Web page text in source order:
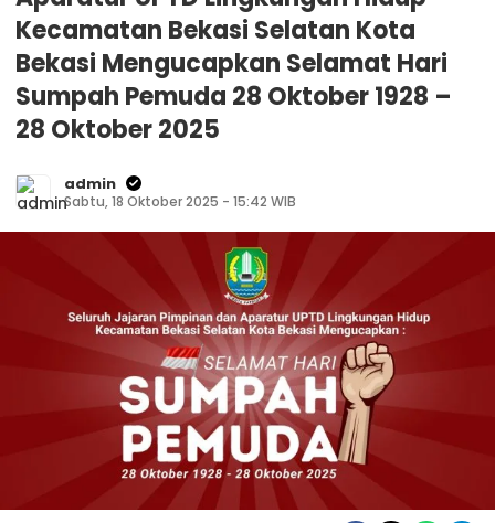
Kecamatan Bekasi Selatan Kota
Bekasi Mengucapkan Selamat Hari
Sumpah Pemuda 28 Oktober 1928 –
28 Oktober 2025
admin
Sabtu, 18 Oktober 2025 - 15:42 WIB
Kunjungi Website Resmi Cermin Demokrasi